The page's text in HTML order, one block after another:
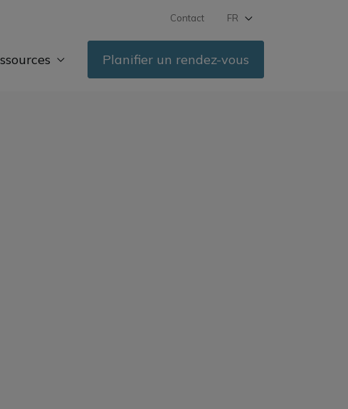
Contact FR
Planifier un rendez-vous